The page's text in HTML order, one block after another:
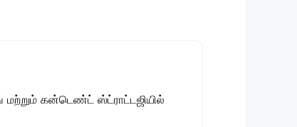
மற்றும் கன்டெண்ட் ஸ்ட்ராட்டஜியில்